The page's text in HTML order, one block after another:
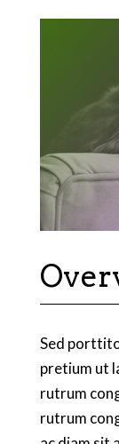
Sed
pretium ut
rutrum
rutrum